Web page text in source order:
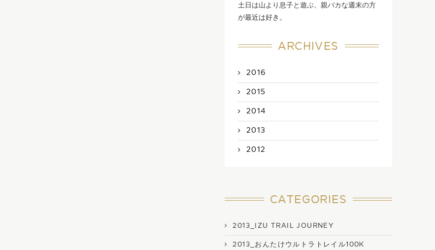
土日は山より息子と遊ぶ、親バカな週末の方
が最近は好き。
ARCHIVES
2016
2015
2014
2013
2012
CATEGORIES
2013_IZU TRAIL JOURNEY
2013_おんたけウルトラトレイル100K